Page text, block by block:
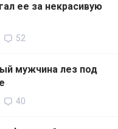
ее за некрасивую
52
мужчина лез под
40